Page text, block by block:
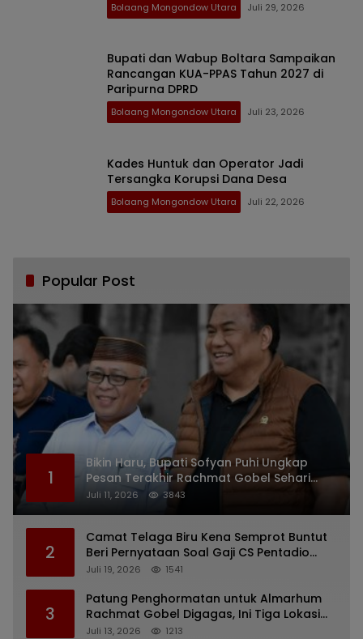
Bolaang Mongondow Utara Juli 29, 2026
Bupati dan Wabup Boltara Sampaikan
Rancangan KUA-PPAS Tahun 2027 di
Paripurna DPRD
Bolaang Mongondow Utara Juli 23, 2026
Kades Huntuk dan Operator Jadi
Tersangka Korupsi Dana Desa
Bolaang Mongondow Utara Juli 22, 2026
Popular Post
1
Bikin Haru, Bupati Sofyan Puhi Ungkap
Pesan Terakhir Rachmat Gobel Sehari
Sebelum Wafat
Juli 11, 2026 3843
2
Camat Telaga Biru Kena Semprot Buntut
Beri Pernyataan Soal Gaji CS Pentadio
Barat yang Nunggak
Juli 19, 2026 1541
3
Patung Penghormatan untuk Almarhum
Rachmat Gobel Digagas, Ini Tiga Lokasi
yang Diusulkan
Juli 13, 2026 1213